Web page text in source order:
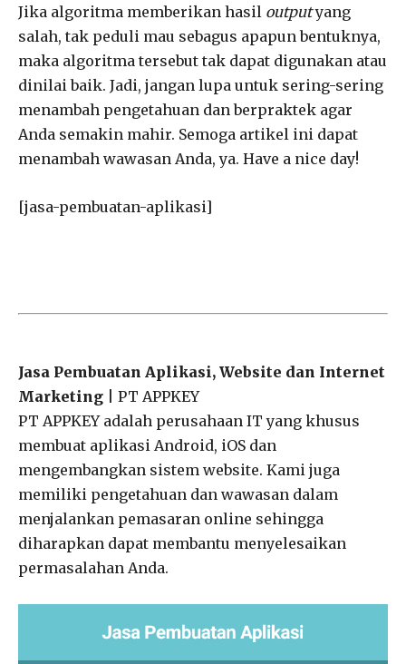
Jika algoritma memberikan hasil outputyang
salah, tak peduli mau sebagus apapun bentuknya,
maka algoritma tersebut tak dapat digunakan atau
dinilai baik. Jadi, jangan lupa untuk sering-sering
menambah pengetahuan dan berpraktek agar
Anda semakin mahir. Semoga artikel ini dapat
menambah wawasan Anda, ya. Have a nice day!
[jasa-pembuatan-aplikasi]
Jasa Pembuatan Aplikasi, Website dan Internet
Marketing | PT APPKEY
PT APPKEY adalah perusahaan IT yang khusus
membuat aplikasi Android, iOS dan
mengembangkan sistem website. Kami juga
memiliki pengetahuan dan wawasan dalam
menjalankan pemasaran online sehingga
diharapkan dapat membantu menyelesaikan
permasalahan Anda.